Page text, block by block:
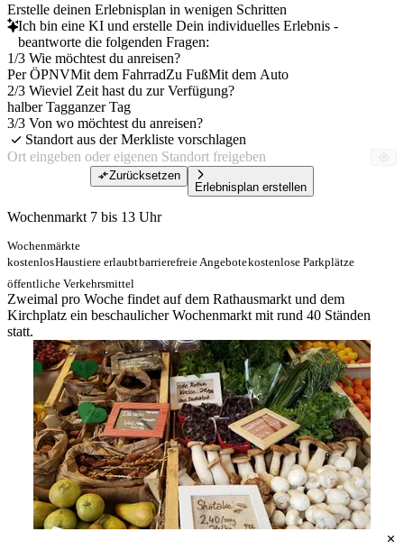
Erstelle deinen Erlebnisplan in wenigen Schritten
Ich bin eine KI und erstelle Dein individuelles Erlebnis -
beantworte die folgenden Fragen:
1/3 Wie möchtest du anreisen?
Per ÖPNVMit dem FahrradZu FußMit dem Auto
2/3 Wieviel Zeit hast du zur Verfügung?
halber Tagganzer Tag
3/3 Von wo möchtest du anreisen?
Standort aus der Merkliste vorschlagen
Zurücksetzen
Erlebnisplan erstellen
Wochenmarkt 7 bis 13 Uhr
Wochenmärkte
kostenlosHaustiere erlaubtbarrierefreie Angebotekostenlose Parkplätze
öffentliche Verkehrsmittel
Zweimal pro Woche findet auf dem Rathausmarkt und dem
Kirchplatz ein beschaulicher Wochenmarkt mit rund 40 Ständen
statt.